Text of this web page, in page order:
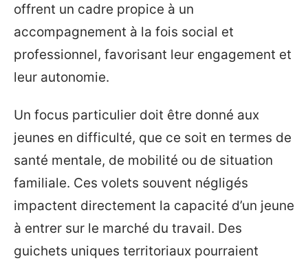
offrent un cadre propice à un
accompagnement à la fois social et
professionnel, favorisant leur engagement et
leur autonomie.
Un focus particulier doit être donné aux
jeunes en difficulté, que ce soit en termes de
santé mentale, de mobilité ou de situation
familiale. Ces volets souvent négligés
impactent directement la capacité d’un jeune
à entrer sur le marché du travail. Des
guichets uniques territoriaux pourraient